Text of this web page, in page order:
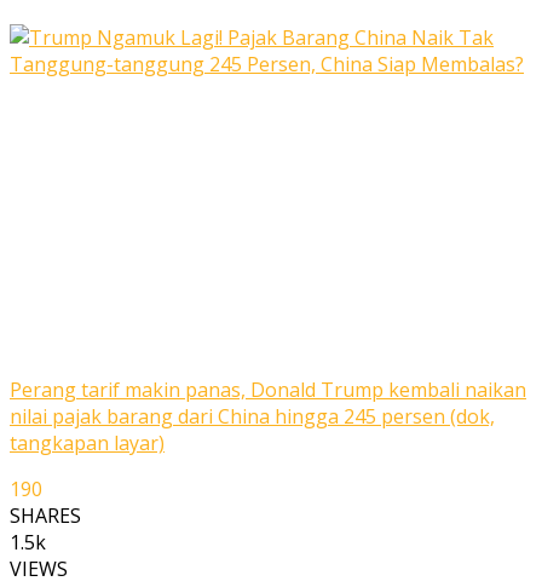
Perang tarif makin panas, Donald Trump kembali naikan
nilai pajak barang dari China hingga 245 persen (dok,
tangkapan layar)
190
SHARES
1.5k
VIEWS